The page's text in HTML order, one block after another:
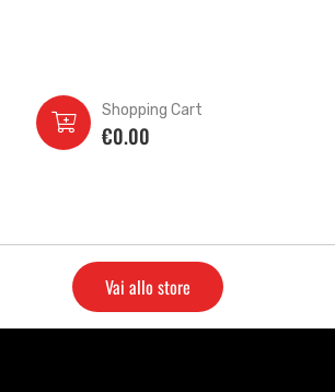
Shopping Cart
€0.00
Vai allo store